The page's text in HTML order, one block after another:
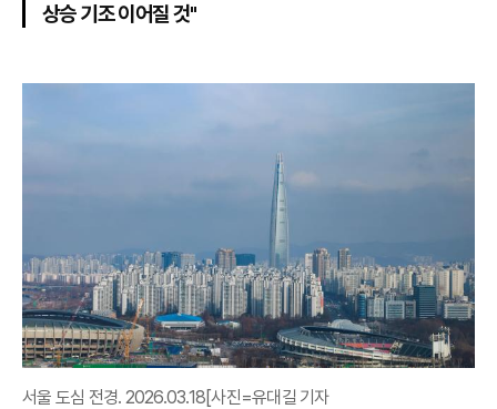
상승 기조 이어질 것"
서울 도심 전경. 2026.03.18[사진=유대길 기자